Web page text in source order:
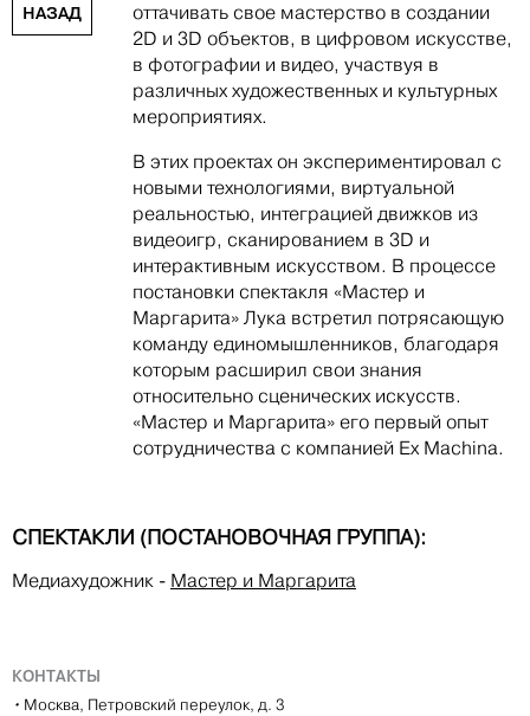
НАЗАД
оттачивать свое мастерство в создании
2D и 3D объектов, в цифровом искусстве,
в фотографии и видео, участвуя в
различных художественных и культурных
мероприятиях.
В этих проектах он экспериментировал с
новыми технологиями, виртуальной
реальностью, интеграцией движков из
видеоигр, сканированием в 3D и
интерактивным искусством. В процессе
постановки спектакля «Мастер и
Маргарита» Лука встретил потрясающую
команду единомышленников, благодаря
которым расширил свои знания
относительно сценических искусств.
«Мастер и Маргарита» его первый опыт
сотрудничества с компанией Ex Machina.
СПЕКТАКЛИ (ПОСТАНОВОЧНАЯ ГРУППА):
Медиахудожник - Мастер и Маргарита
КОНТАКТЫ
• Москва, Петровский переулок, д. 3